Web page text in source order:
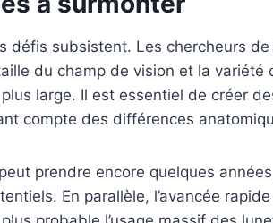
défis subsistent. Les chercheurs
du champ de vision et la
large. Il est essentiel de créer
compte des différences
prendre encore quelques
En parallèle, l’avancée